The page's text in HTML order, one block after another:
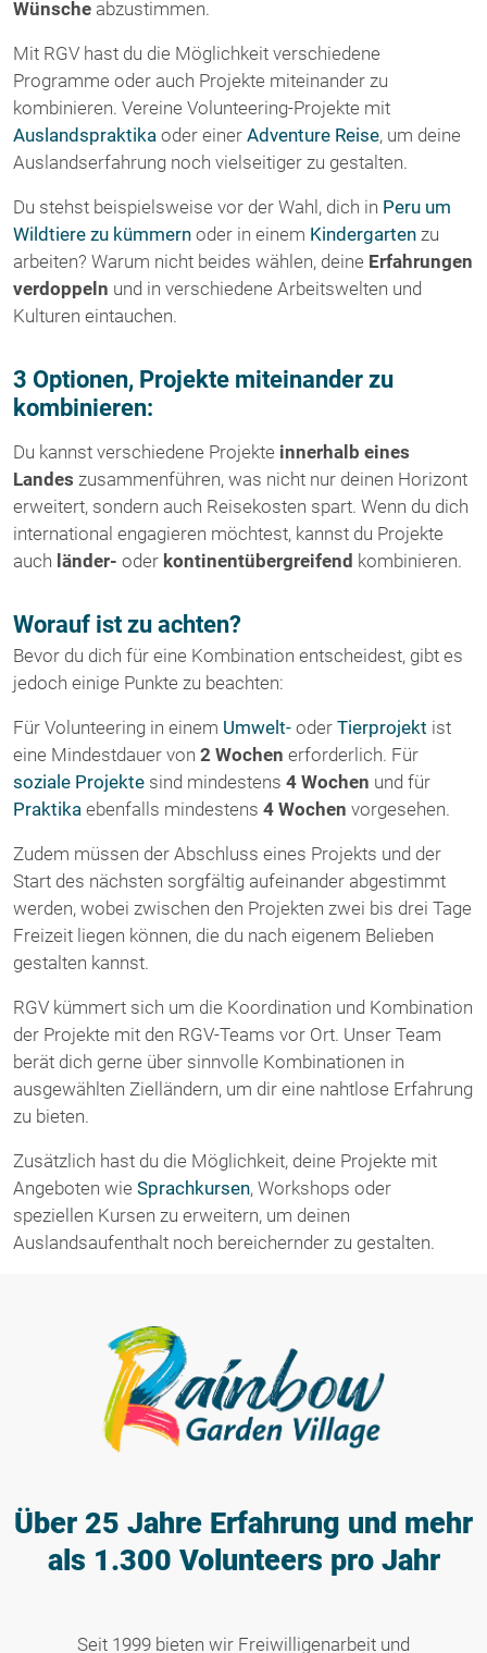
Wünsche abzustimmen.
Mit RGV hast du die Möglichkeit verschiedene
Programme oder auch Projekte miteinander zu
kombinieren. Vereine Volunteering-Projekte mit
Auslandspraktika oder einer Adventure Reise, um deine
Auslandserfahrung noch vielseitiger zu gestalten.
Du stehst beispielsweise vor der Wahl, dich in Peru um
Wildtiere zu kümmern oder in einem Kindergarten zu
arbeiten? Warum nicht beides wählen, deine Erfahrungen
verdoppeln und in verschiedene Arbeitswelten und
Kulturen eintauchen.
3 Optionen, Projekte miteinander zu
kombinieren:
Du kannst verschiedene Projekte innerhalb eines
Landes zusammenführen, was nicht nur deinen Horizont
erweitert, sondern auch Reisekosten spart. Wenn du dich
international engagieren möchtest, kannst du Projekte
auch länder- oder kontinentübergreifend kombinieren.
Worauf ist zu achten?
Bevor du dich für eine Kombination entscheidest, gibt es
jedoch einige Punkte zu beachten:
Für Volunteering in einem Umwelt- oder Tierprojekt ist
eine Mindestdauer von 2 Wochen erforderlich. Für
soziale Projekte sind mindestens 4 Wochen und für
Praktika ebenfalls mindestens 4 Wochen vorgesehen.
Zudem müssen der Abschluss eines Projekts und der
Start des nächsten sorgfältig aufeinander abgestimmt
werden, wobei zwischen den Projekten zwei bis drei Tage
Freizeit liegen können, die du nach eigenem Belieben
gestalten kannst.
RGV kümmert sich um die Koordination und Kombination
der Projekte mit den RGV-Teams vor Ort. Unser Team
berät dich gerne über sinnvolle Kombinationen in
ausgewählten Zielländern, um dir eine nahtlose Erfahrung
zu bieten.
Zusätzlich hast du die Möglichkeit, deine Projekte mit
Angeboten wie Sprachkursen, Workshops oder
speziellen Kursen zu erweitern, um deinen
Auslandsaufenthalt noch bereichernder zu gestalten.
Über 25 Jahre Erfahrung und mehr
als 1.300 Volunteers pro Jahr
Seit 1999 bieten wir Freiwilligenarbeit und